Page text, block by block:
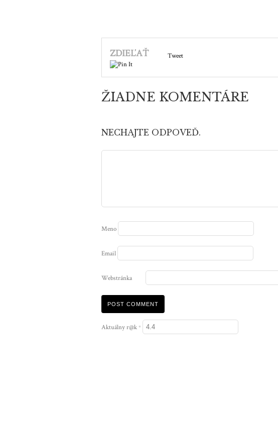
ZDIEĽAŤ Tweet
ŽIADNE KOMENTÁRE
NECHAJTE ODPOVEĎ.
Meno
Email
Webstránka
Aktuálny r@k *